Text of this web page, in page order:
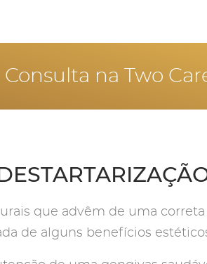
na Two
que advêm de uma
de alguns benefícios